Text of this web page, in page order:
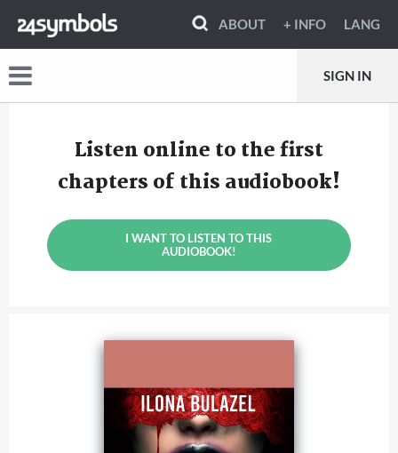
ABOUT + INFO LANG
SIGN IN
Listen online to the first
chapters of this audiobook!
I WANT TO LISTEN TO THIS
AUDIOBOOK!